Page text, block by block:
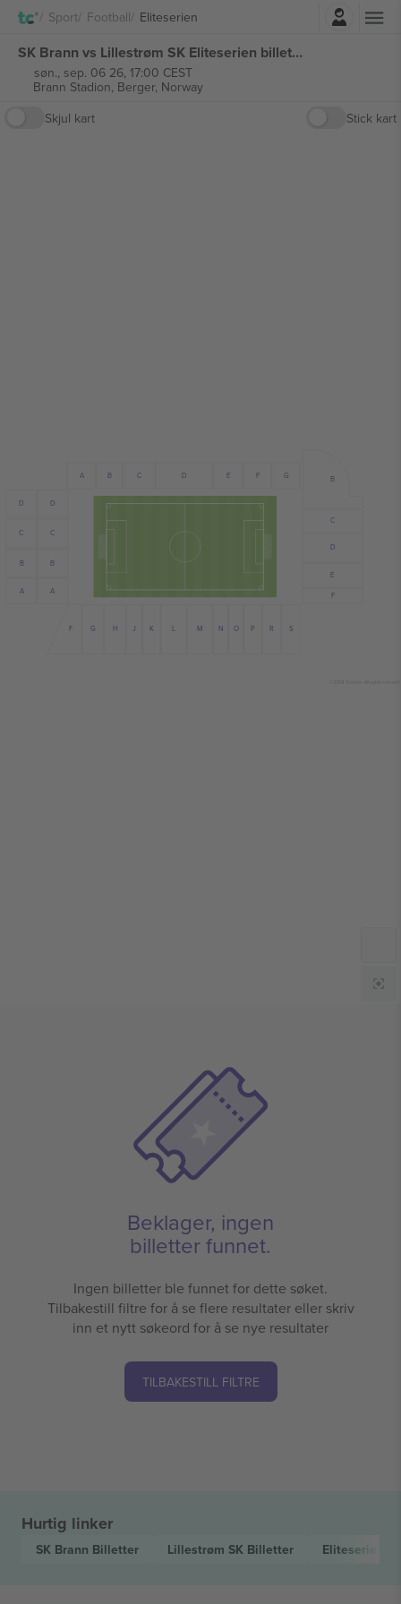
Sport Football Eliteserien
SK Brann vs Lillestrøm SK Eliteserien billetter
søn., sep. 06 26, 17:00 CEST
Brann Stadion, Berger, Norway
Skjul kart
Stick kart
A A
B B
C C
D D
B
C
D
E
F
A B C D E F G
S
R
P
O
N
M
L
K
J
H
G
F
Beklager, ingen
billetter funnet.
Ingen billetter ble funnet for dette søket.
Tilbakestill filtre for å se flere resultater eller skriv
inn et nytt søkeord for å se nye resultater
TILBAKESTILL FILTRE
Hurtig linker
SK Brann Billetter Lillestrøm SK Billetter Eliteserien